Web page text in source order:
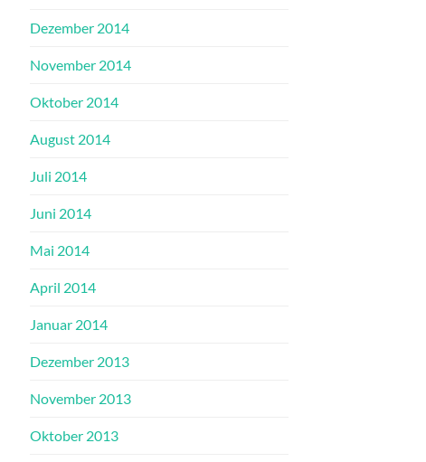
Dezember 2014
November 2014
Oktober 2014
August 2014
Juli 2014
Juni 2014
Mai 2014
April 2014
Januar 2014
Dezember 2013
November 2013
Oktober 2013